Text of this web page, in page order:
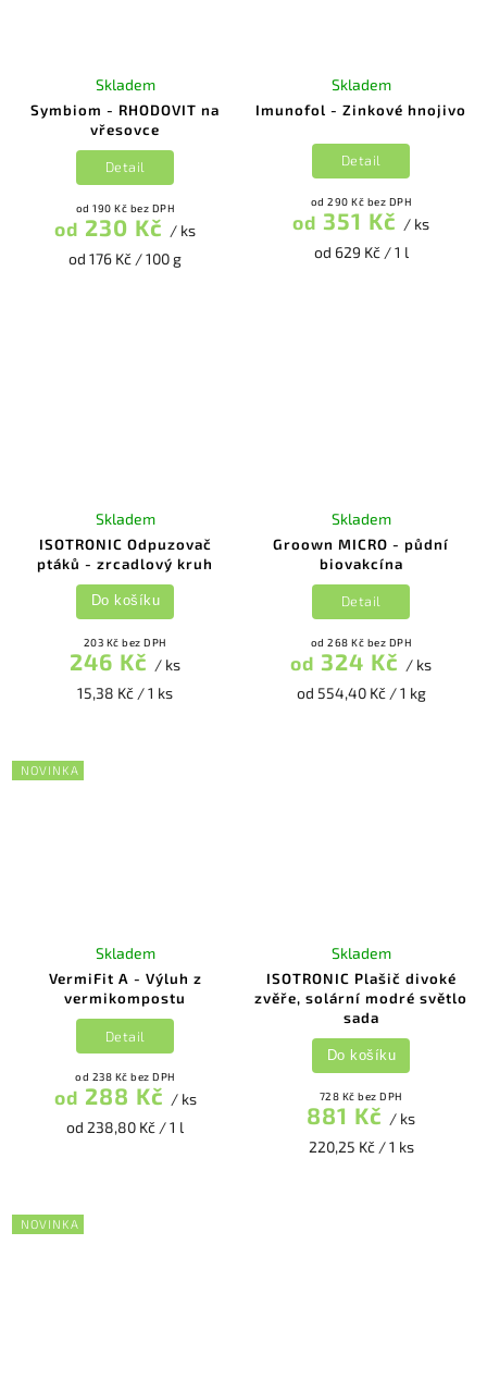
Symbiom - RHODOVIT na
vřesovce
Skladem
od 190 Kč bez DPH
od 230 Kč / ks
od 176 Kč / 100 g
Detail
Imunofol - Zinkové hnojivo
Skladem
od 290 Kč bez DPH
od 351 Kč / ks
od 629 Kč / 1 l
Detail
ISOTRONIC Odpuzovač
ptáků - zrcadlový kruh
Skladem
203 Kč bez DPH
246 Kč / ks
15,38 Kč / 1 ks
Do košíku
Groown MICRO - půdní
biovakcína
Skladem
od 268 Kč bez DPH
od 324 Kč / ks
od 554,40 Kč / 1 kg
Detail
NOVINKA
VermiFit A - Výluh z
vermikompostu
Skladem
od 238 Kč bez DPH
od 288 Kč / ks
od 238,80 Kč / 1 l
Detail
ISOTRONIC Plašič divoké
zvěře, solární modré světlo
sada
Skladem
728 Kč bez DPH
881 Kč / ks
220,25 Kč / 1 ks
Do košíku
NOVINKA